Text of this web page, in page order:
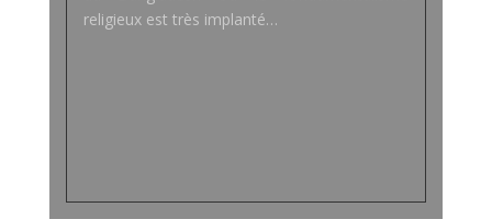
religieux est très implanté…